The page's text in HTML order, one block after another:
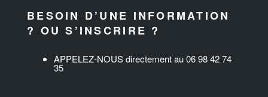
BESOIN D’UNE INFORMATION
? OU S’INSCRIRE ?
APPELEZ-NOUS directement au 06 98 42 74
35